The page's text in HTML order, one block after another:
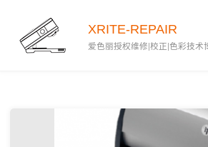
XRITE-REPAIR
爱色丽授权维修|校正|色彩技术